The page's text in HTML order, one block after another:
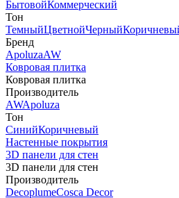
БытовойКоммерческий
Тон
ТемныйЦветнойЧерный
Бренд
ApoluzaAW
Ковровая плитка
Ковровая плитка
Производитель
AWApoluza
Тон
СинийКоричневый
Настенные покрытия
3D панели для стен
3D панели для стен
Производитель
DecoplumeCosca Decor